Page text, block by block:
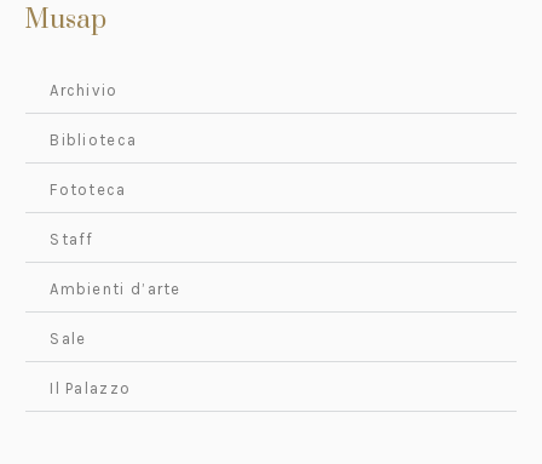
Musap
Archivio
Biblioteca
Fototeca
Staff
Ambienti d’arte
Sale
Il Palazzo